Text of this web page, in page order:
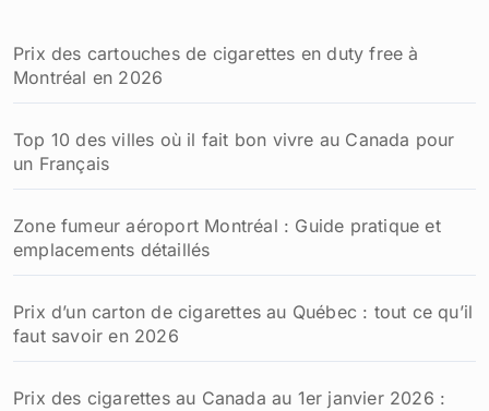
Prix des cartouches de cigarettes en duty free à
Montréal en 2026
Top 10 des villes où il fait bon vivre au Canada pour
un Français
Zone fumeur aéroport Montréal : Guide pratique et
emplacements détaillés
Prix d’un carton de cigarettes au Québec : tout ce qu’il
faut savoir en 2026
Prix des cigarettes au Canada au 1er janvier 2026 :